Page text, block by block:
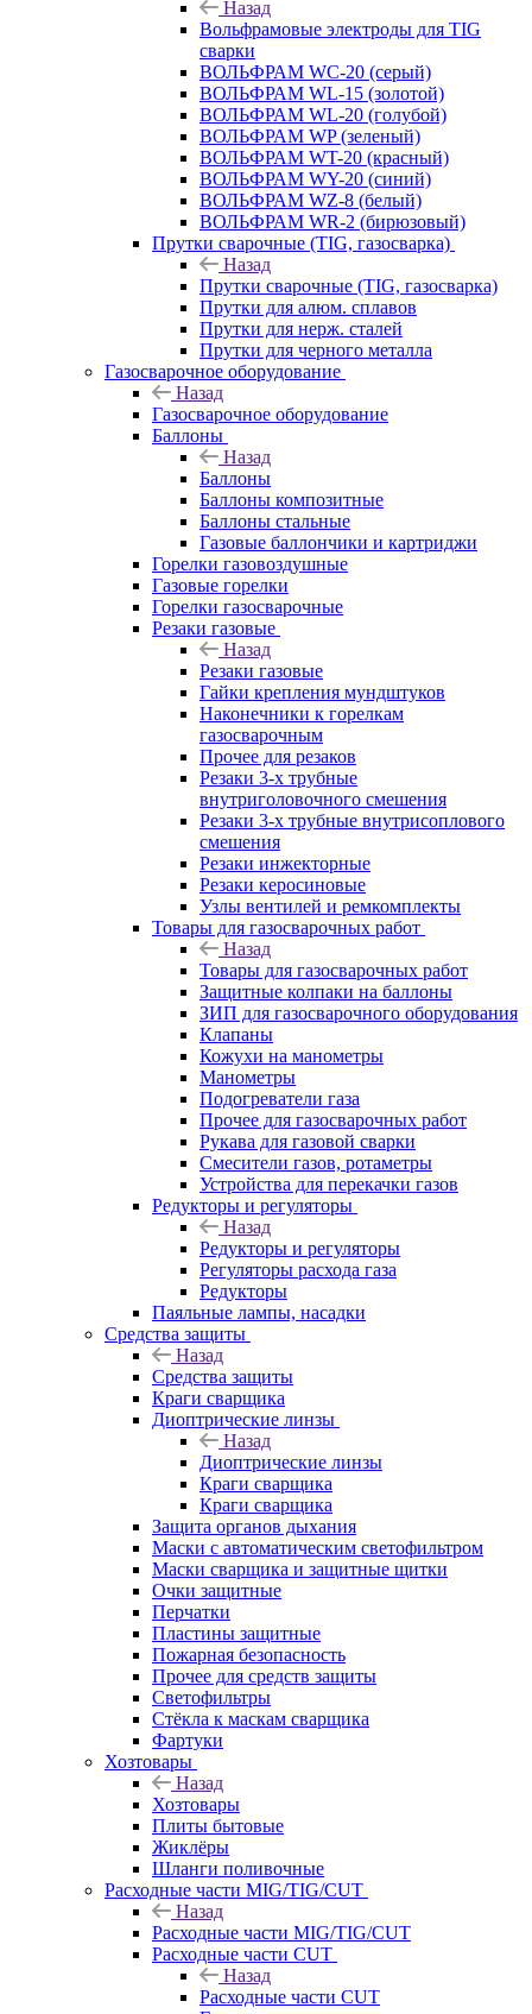
Назад
Вольфрамовые электроды для TIG
сварки
ВОЛЬФРАМ WC-20 (серый)
ВОЛЬФРАМ WL-15 (золотой)
ВОЛЬФРАМ WL-20 (голубой)
ВОЛЬФРАМ WP (зеленый)
ВОЛЬФРАМ WT-20 (красный)
ВОЛЬФРАМ WY-20 (синий)
ВОЛЬФРАМ WZ-8 (белый)
ВОЛЬФРАМ WR-2 (бирюзовый)
Прутки сварочные (TIG, газосварка)
Назад
Прутки сварочные (TIG, газосварка)
Прутки для алюм. сплавов
Прутки для нерж. сталей
Прутки для черного металла
Газосварочное оборудование
Назад
Газосварочное оборудование
Баллоны
Назад
Баллоны
Баллоны композитные
Баллоны стальные
Газовые баллончики и картриджи
Горелки газовоздушные
Газовые горелки
Горелки газосварочные
Резаки газовые
Назад
Резаки газовые
Гайки крепления мундштуков
Наконечники к горелкам
газосварочным
Прочее для резаков
Резаки 3-х трубные
внутриголовочного смешения
Резаки 3-х трубные внутрисоплового
смешения
Резаки инжекторные
Резаки керосиновые
Узлы вентилей и ремкомплекты
Товары для газосварочных работ
Назад
Товары для газосварочных работ
Защитные колпаки на баллоны
ЗИП для газосварочного оборудования
Клапаны
Кожухи на манометры
Манометры
Подогреватели газа
Прочее для газосварочных работ
Рукава для газовой сварки
Смесители газов, ротаметры
Устройства для перекачки газов
Редукторы и регуляторы
Назад
Редукторы и регуляторы
Регуляторы расхода газа
Редукторы
Паяльные лампы, насадки
Средства защиты
Назад
Средства защиты
Краги сварщика
Диоптрические линзы
Назад
Диоптрические линзы
Краги сварщика
Краги сварщика
Защита органов дыхания
Маски с автоматическим светофильтром
Маски сварщика и защитные щитки
Очки защитные
Перчатки
Пластины защитные
Пожарная безопасность
Прочее для средств защиты
Светофильтры
Стёкла к маскам сварщика
Фартуки
Хозтовары
Назад
Хозтовары
Плиты бытовые
Жиклёры
Шланги поливочные
Расходные части MIG/TIG/CUT
Назад
Расходные части MIG/TIG/CUT
Расходные части CUT
Назад
Расходные части CUT